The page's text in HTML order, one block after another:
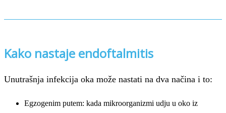
Kako nastaje endoftalmitis
Unutrašnja infekcija oka može nastati na dva načina i to:
Egzogenim putem: kada mikroorganizmi udju u oko iz